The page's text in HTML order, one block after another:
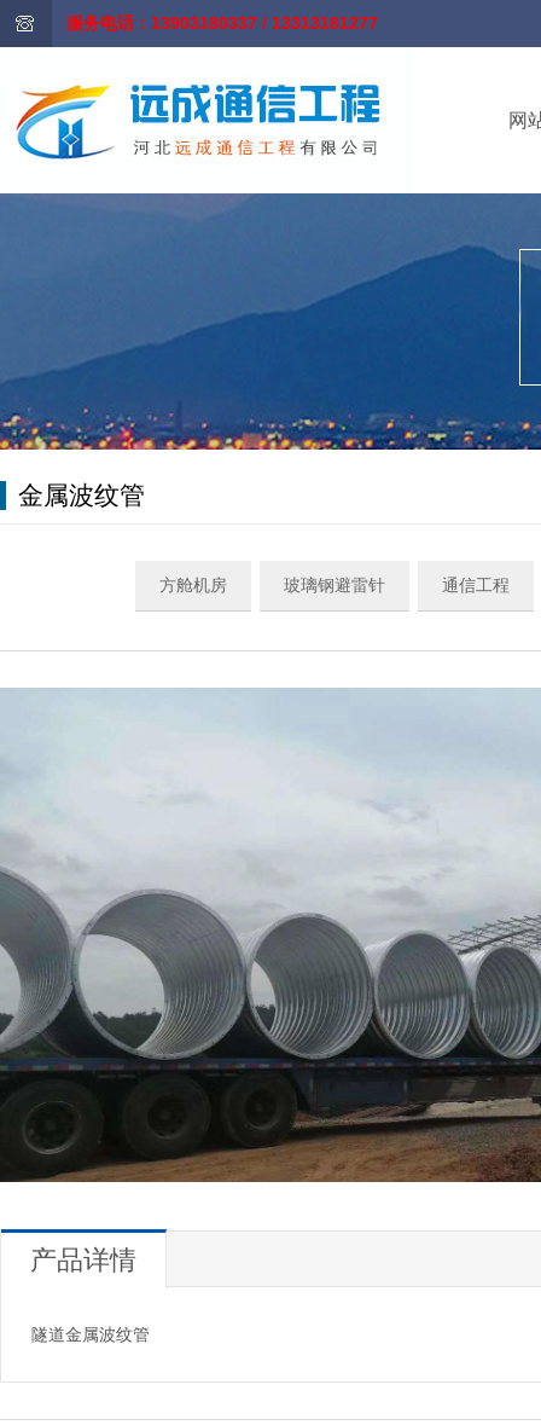
服务电话：13903180337 / 13313181277
网
金属波纹管
方舱机房 玻璃钢避雷针 通信工程
产品详情
隧道金属波纹管